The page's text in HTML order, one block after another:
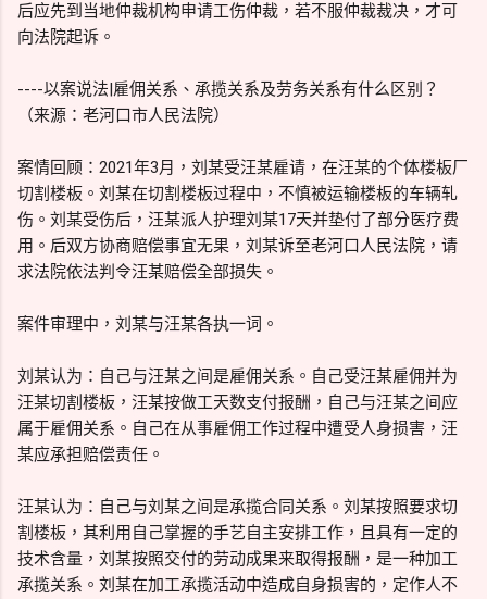
后应先到当地仲裁机构申请工伤仲裁，若不服仲裁裁决，才可
向法院起诉。
----以案说法|雇佣关系、承揽关系及劳务关系有什么区别？
（来源：老河口市人民法院）
案情回顾：2021年3月，刘某受汪某雇请，在汪某的个体楼板厂
切割楼板。刘某在切割楼板过程中，不慎被运输楼板的车辆轧
伤。刘某受伤后，汪某派人护理刘某17天并垫付了部分医疗费
用。后双方协商赔偿事宜无果，刘某诉至老河口人民法院，请
求法院依法判令汪某赔偿全部损失。
案件审理中，刘某与汪某各执一词。
刘某认为：自己与汪某之间是雇佣关系。自己受汪某雇佣并为
汪某切割楼板，汪某按做工天数支付报酬，自己与汪某之间应
属于雇佣关系。自己在从事雇佣工作过程中遭受人身损害，汪
某应承担赔偿责任。
汪某认为：自己与刘某之间是承揽合同关系。刘某按照要求切
割楼板，其利用自己掌握的手艺自主安排工作，且具有一定的
技术含量，刘某按照交付的劳动成果来取得报酬，是一种加工
承揽关系。刘某在加工承揽活动中造成自身损害的，定作人不